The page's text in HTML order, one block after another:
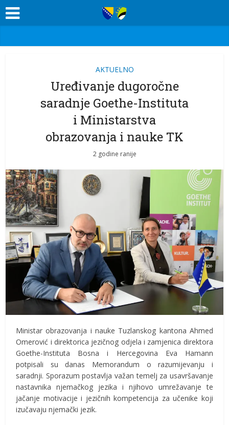
AKTUELNO
Uređivanje dugoročne
saradnje Goethe-Instituta
i Ministarstva
obrazovanja i nauke TK
2 godine ranije
Ministar obrazovanja i nauke Tuzlanskog kantona Ahmed
Omerović i direktorica jezičnog odjela i zamjenica direktora
Goethe-Instituta Bosna i Hercegovina Eva Hamann
potpisali su danas Memorandum o razumijevanju i
saradnji. Sporazum postavlja važan temelj za usavršavanje
nastavnika njemačkog jezika i njihovo umrežavanje te
jačanje motivacije i jezičnih kompetencija za učenike koji
izučavaju njemački jezik.